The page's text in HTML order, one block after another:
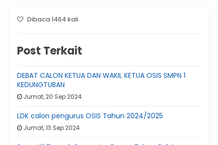
Dibaca 1464 kali
Post Terkait
DEBAT CALON KETUA DAN WAKIL KETUA OSIS SMPN 1
KEDUNGTUBAN
Jumat, 20 Sep 2024
LDK calon pengurus OSIS Tahun 2024/2025
Jumat, 13 Sep 2024